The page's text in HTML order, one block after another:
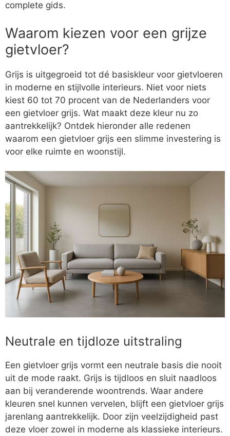
complete gids.
Waarom kiezen voor een grijze
gietvloer?
Grijs is uitgegroeid tot dé basiskleur voor gietvloeren
in moderne en stijlvolle interieurs. Niet voor niets
kiest 60 tot 70 procent van de Nederlanders voor
een gietvloer grijs. Wat maakt deze kleur nu zo
aantrekkelijk? Ontdek hieronder alle redenen
waarom een gietvloer grijs een slimme investering is
voor elke ruimte en woonstijl.
Neutrale en tijdloze uitstraling
Een gietvloer grijs vormt een neutrale basis die nooit
uit de mode raakt. Grijs is tijdloos en sluit naadloos
aan bij veranderende woontrends. Waar andere
kleuren snel kunnen vervelen, blijft een gietvloer grijs
jarenlang aantrekkelijk. Door zijn veelzijdigheid past
deze vloer zowel in moderne als klassieke interieurs.